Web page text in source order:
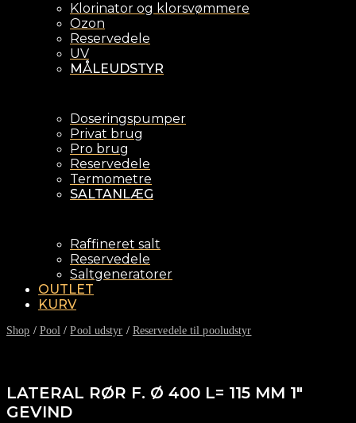
Klorinator og klorsvømmere
Ozon
Reservedele
UV
MÅLEUDSTYR
Doseringspumper
Privat brug
Pro brug
Reservedele
Termometre
SALTANLÆG
Raffineret salt
Reservedele
Saltgeneratorer
OUTLET
KURV
Shop / Pool /Pool udstyr / Reservedele til pooludstyr
LATERAL RØR F. Ø 400 L= 115 MM 1″
GEVIND